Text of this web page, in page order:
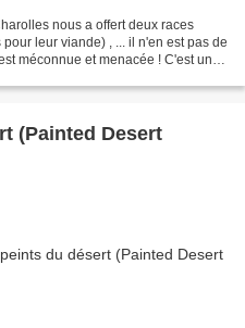
nous a offert deux races
leur viande) , ... il n'en est pas de
méconnue et menacée ! C'est une
(Painted Desert